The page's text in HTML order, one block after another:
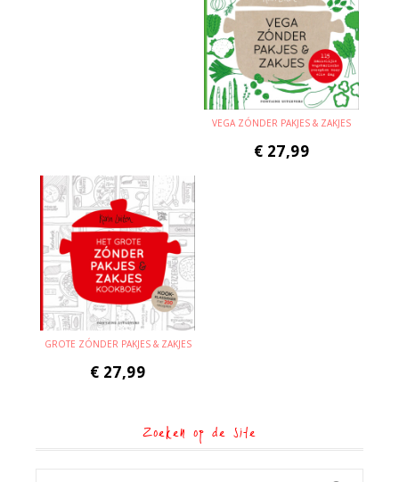
VEGA ZÓNDER PAKJES & ZAKJES
€ 27,99
GROTE ZÓNDER PAKJES & ZAKJES
€ 27,99
Zoeken op de site